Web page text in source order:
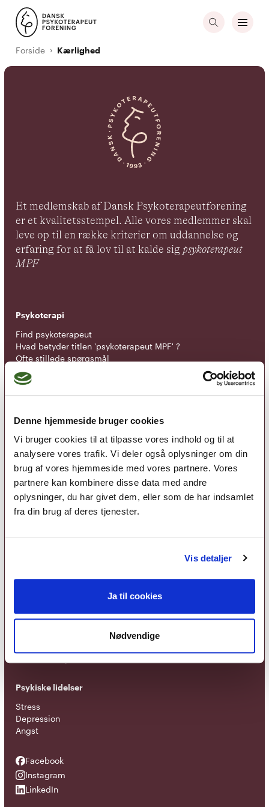
Denne hjemmeside bruger cookies
Vi bruger cookies til at tilpasse vores indhold og til at
analysere vores trafik. Vi deler også oplysninger om din
brug af vores hjemmeside med vores partnere. Vores
partnere kan kombinere disse data med andre
oplysninger, du har givet dem, eller som de har indsamlet
fra din brug af deres tjenester.
Vis detaljer
Ja til cookies
Nødvendige
Forside Kærlighed
Et medlemskab af Dansk Psykoterapeutforening
er et kvalitetsstempel. Alle vores medlemmer skal
leve op til en række kriterier om uddannelse og
erfaring for at få lov til at kalde sig psykoterapeut
MPF
Psykoterapi
Find psykoterapeut
Hvad betyder titlen 'psykoterapeut MPF' ?
Ofte stillede spørgsmål
Psykoterapeuter nær dig
Medlemskab
Optagelseskriterier
Kontingent
Nyheder
Tidsskrift for Psykoterapi
Tilmeld nyhedsbrev
Terapiretninger
Psykiske lidelser
Stress
Depression
Angst
Facebook
Facebook
Instagram
Instagram
LinkedIn
LinkedIn